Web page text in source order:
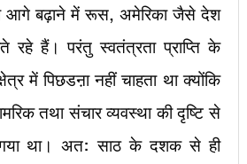
आगे बढ़ाने में रूस, अमेरिका जैसे देश
रहे हैं। परंतु स्वतंत्रता प्राप्ति के
में पिछडऩा नहीं चाहता था क्योंकि
तथा संचार व्यवस्था की दृष्टि से
गया था। अत: साठ के दशक से ही